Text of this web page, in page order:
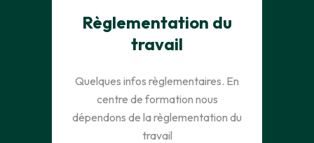
Règlementation du
travail
Quelques infos règlementaires. En
centre de formation nous
dépendons de la règlementation du
travail